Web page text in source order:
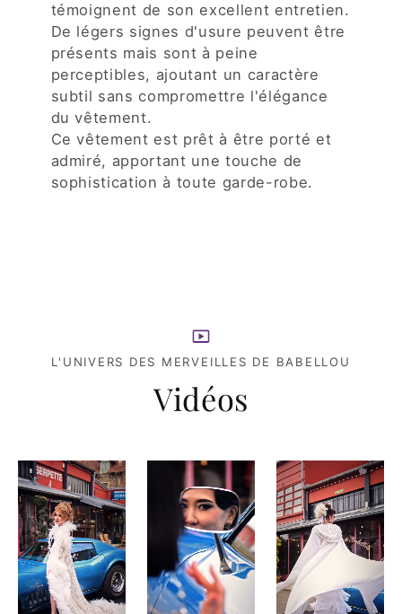
témoignent de son excellent entretien.
De légers signes d'usure peuvent être
présents mais sont à peine
perceptibles, ajoutant un caractère
subtil sans compromettre l'élégance
du vêtement.
Ce vêtement est prêt à être porté et
admiré, apportant une touche de
sophistication à toute garde-robe.
L'UNIVERS DES MERVEILLES DE BABELLOU
Vidéos